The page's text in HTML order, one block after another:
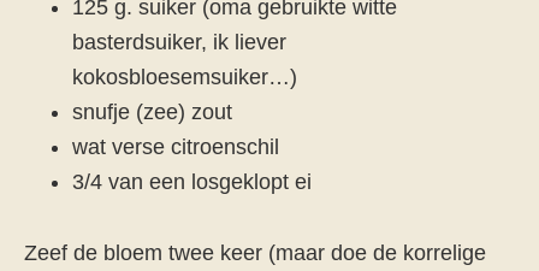
125 g. suiker (oma gebruikte witte
basterdsuiker, ik liever
kokosbloesemsuiker…)
snufje (zee) zout
wat verse citroenschil
3/4 van een losgeklopt ei
Zeef de bloem twee keer (maar doe de korrelige